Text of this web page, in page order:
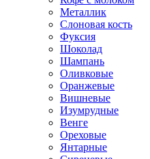
Металлик
Слоновая кость
Фуксия
Шоколад
Шампань
Оливковые
Оранжевые
Вишневые
Изумрудные
Венге
Ореховые
Янтарные